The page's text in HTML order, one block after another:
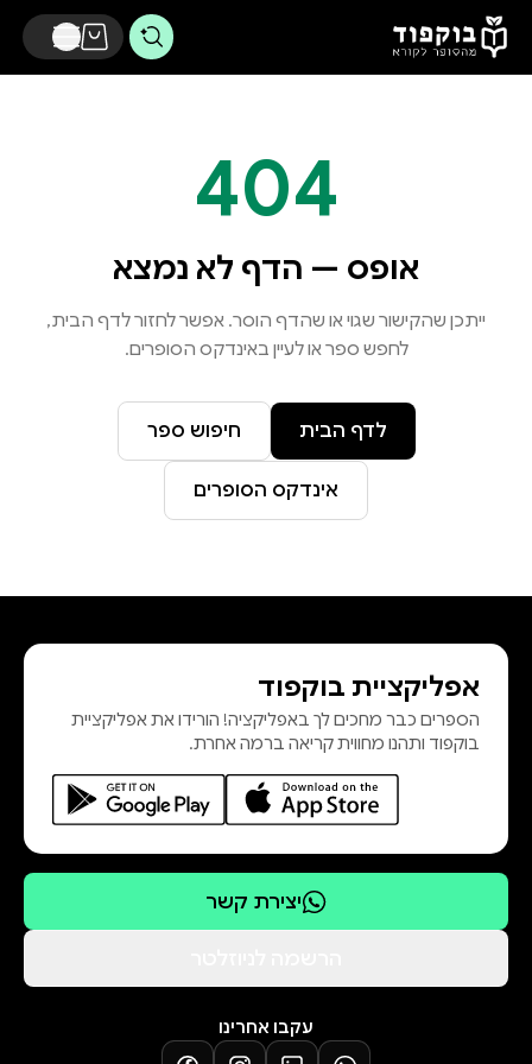
דלג לתוכן הראשי
404
אופס — הדף לא נמצא
ייתכן שהקישור שגוי או שהדף הוסר. אפשר לחזור לדף הבית,
לחפש ספר או לעיין באינדקס הסופרים.
לדף הבית חיפוש ספר
אינדקס הסופרים
אפליקציית בוקפוד
הספרים כבר מחכים לך באפליקציה! הורידו את אפליקציית
בוקפוד ותהנו מחווית קריאה ברמה אחרת.
יצירת קשר
עקבו אחרינו